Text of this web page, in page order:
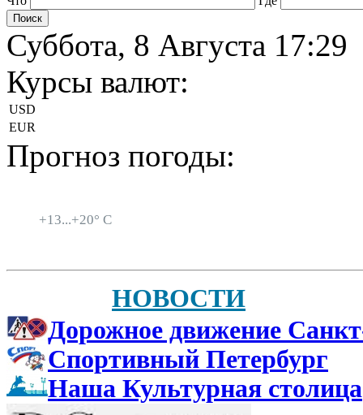
Суббота, 8 Августа 17:29
Курсы валют:
USD
EUR
Прогноз погоды:
+13...+20° C
НОВОСТИ
Дорожное движение
Спортивный Петербург
Наша Культурная столица